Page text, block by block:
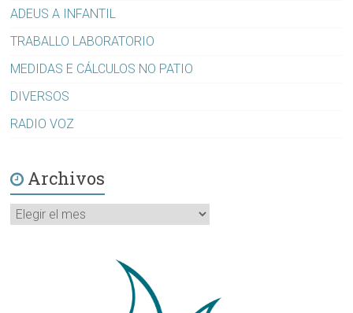
ADEUS A INFANTIL
TRABALLO LABORATORIO
MEDIDAS E CÁLCULOS NO PATIO
DIVERSOS
RADIO VOZ
Archivos
Archivos